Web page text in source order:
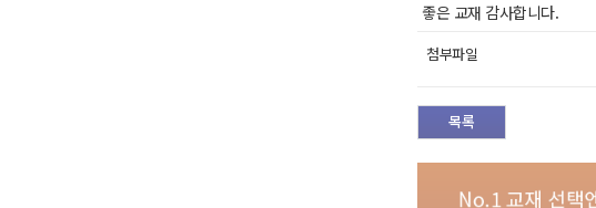
좋은 교재 감사합니다.
첨부파일
목록